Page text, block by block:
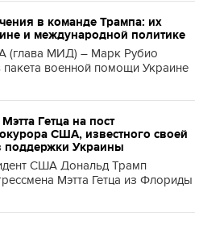
в команде Трампа: их
и международной политике
(глава МИД) – Марк Рубио
пакета военной помощи Украине
Гетца на пост
США, известного своей
поддержки Украины
США Дональд Трамп
Мэтта Гетца из Флориды